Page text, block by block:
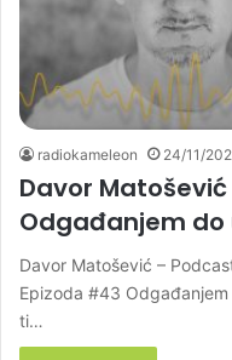
radiokameleon 24/11/
Davor
Odgađanjem do
Davor Matošević –
Epizoda #43
ti…